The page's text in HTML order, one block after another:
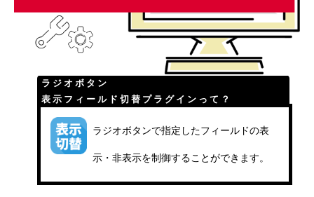
HP/EC/Design/Logo
制作実績
COMPANY
メッセージ
会社概要
会社沿革
ラジオボタン
表示フィールド切替プラグインって？
ラジオボタンで指定したフィールドの表
示・非表示を制御することができます。